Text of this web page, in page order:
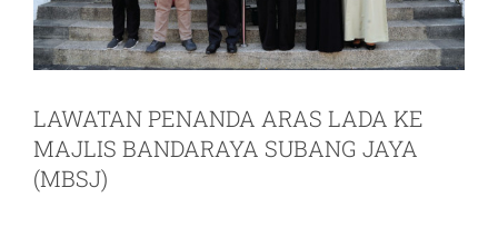
LAWATAN PENANDA ARAS LADA KE
MAJLIS BANDARAYA SUBANG JAYA
(MBSJ)